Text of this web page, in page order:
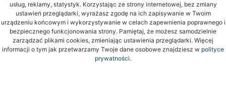
usług, reklamy, statystyk. Korzystając ze strony internetowej, bez zmiany
ustawień przeglądarki, wyrażasz zgodę na ich zapisywanie w Twoim
urządzeniu końcowym i wykorzystywanie w celach zapewnienia poprawnego i
bezpiecznego funkcjonowania strony. Pamiętaj, że możesz samodzielnie
zarządzać plikami cookies, zmieniając ustawienia przeglądarki. Więcej
informacji o tym jak przetwarzamy Twoje dane osobowe znajdziesz w polityce
prywatności.